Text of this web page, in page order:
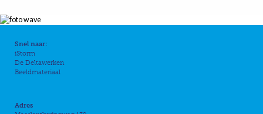
Snel naar:
iStorm
De Deltawerken
Beeldmateriaal
Adres